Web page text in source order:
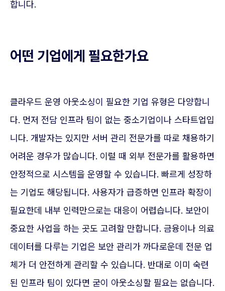
합니다.
어떤 기업에게 필요한가요
클라우드 운영 아웃소싱이 필요한 기업 유형은 다양합니
다. 먼저 전담 인프라 팀이 없는 중소기업이나 스타트업입
니다. 개발자는 있지만 서버 관리 전문가를 따로 채용하기
어려운 경우가 많습니다. 이럴 때 외부 전문가를 활용하면
안정적으로 시스템을 운영할 수 있습니다. 빠르게 성장하
는 기업도 해당됩니다. 사용자가 급증하면 인프라 확장이
필요한데 내부 인력만으로는 대응이 어렵습니다. 보안이
중요한 사업을 하는 곳도 고려할 만합니다. 금융이나 의료
데이터를 다루는 기업은 보안 관리가 까다로운데 전문 업
체가 더 안전하게 관리할 수 있습니다. 반대로 이미 숙련
된 인프라 팀이 있다면 굳이 아웃소싱할 필요는 없습니다.